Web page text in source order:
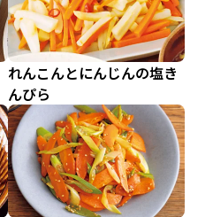
れんこんとにんじんの塩き
んぴら